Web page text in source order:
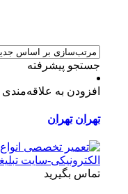
جستجو پیشرفته
افزودن به علاقه‌مندی
تهران تهران
تماس بگیرید